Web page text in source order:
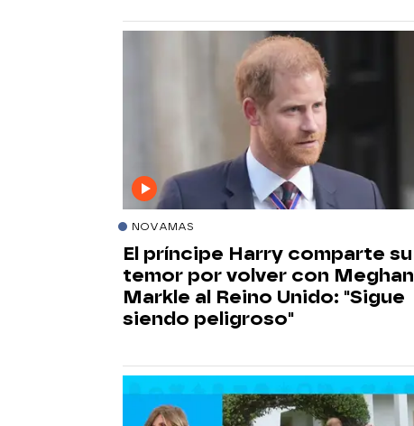
NOVAMAS
El príncipe Harry comparte su
temor por volver con Meghan
Markle al Reino Unido: "Sigue
siendo peligroso"